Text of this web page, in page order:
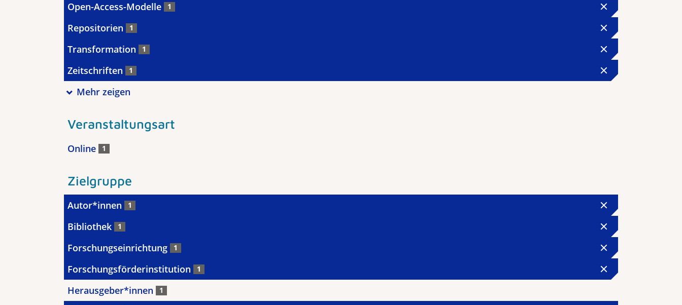
Open-Access-Modelle 1
Repositorien 1
Transformation 1
Zeitschriften 1
Mehr zeigen
Veranstaltungsart
Online 1
Zielgruppe
Autor*innen 1
Bibliothek 1
Forschungseinrichtung 1
Forschungsförderinstitution 1
Herausgeber*innen 1